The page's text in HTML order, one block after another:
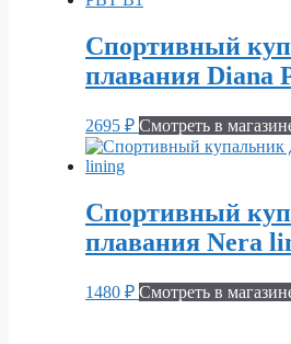
Спортивный
плавания Diana
2695 ₽ Смотреть в
Спортивный
плавания Nera
1480 ₽ Смотреть в